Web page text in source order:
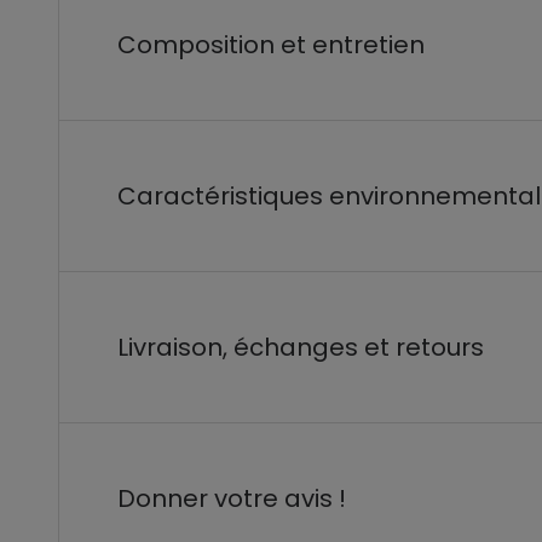
Composition et entretien
Caractéristiques
Livraison, échanges et retours
Donner votre avis !